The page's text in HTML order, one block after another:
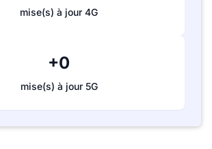
mise(s) à jour 4G
+0
mise(s) à jour 5G